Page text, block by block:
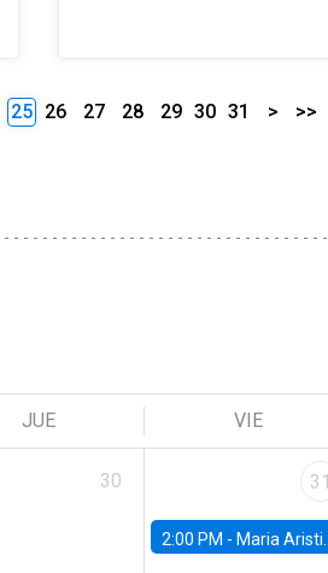
25 26 27 28 29 30 31 > >>
JUE VIE
30 31
2:00 PM - Maria Aristizabal-Ramirez, FED Board